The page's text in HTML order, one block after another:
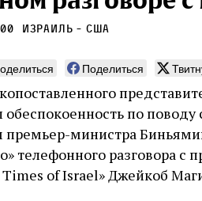
Израиль - США
Поделиться
обеспокоенность по
премьер-министра
телефонного разговора
of Israel» Джейкоб
1929 года:
изменившая
еврейского ишува
недели до начала
и
По